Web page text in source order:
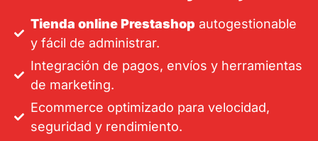
Tienda online Prestashop autogestionable
y fácil de administrar.
Integración de pagos, envíos y herramientas
de marketing.
Ecommerce optimizado para velocidad,
seguridad y rendimiento.